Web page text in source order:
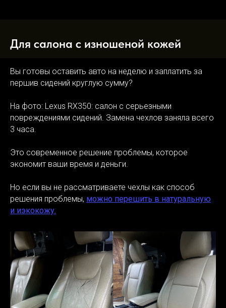
Для салона с изношеной кожей
Вы готовы оставить авто на неделю и заплатить за
першив сидений круглую сумму?
На фото: Lexus RX350: салон с серьезными
повреждениями сидений. Замена чехлов заняла всего
3 часа.
Это современное решение проблемы, которое
экономит ваши время и деньги.
Но если вы не рассматриваете чехлы как способ
решения проблемы, можно перешить в натуральную
и иэкокожу.